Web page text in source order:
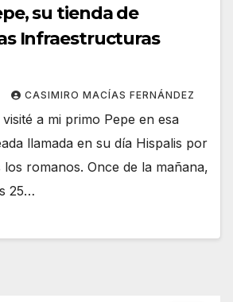
su tienda de
Infraestructuras
CASIMIRO MACÍAS FERNÁNDEZ
a mi primo Pepe en esa
llamada en su día Hispalis por
los romanos. Once de la mañana,
25…